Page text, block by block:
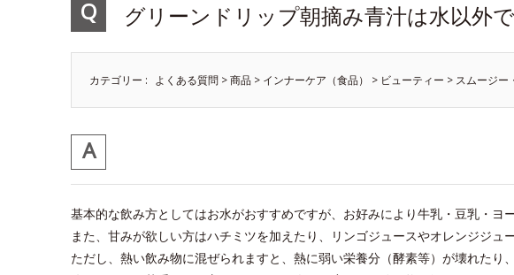
グリーンドリップ朝摘み青汁は水以外
カテゴリー : よくある質問 >商品 > インナーケア（食品） > ビューティー > スムージー
基本的な飲み方としてはお水がおすすめですが、お好みにより牛乳・豆乳・ヨ
また、甘みが欲しい方はハチミツを加えたり、リンゴジュースやオレンジジュ
ただし、熱い飲み物に混ぜられますと、熱に弱い栄養分（酵素等）が壊れたり